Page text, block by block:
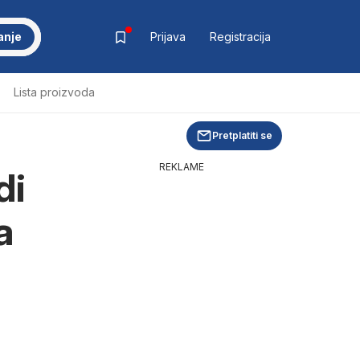
Prijava Registracija
Lista proizvoda
Pretplatiti se
REKLAME